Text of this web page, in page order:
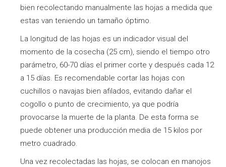
bien recolectando manualmente las hojas a medida que
estas van teniendo un tamaño óptimo.
La longitud de las hojas es un indicador visual del
momento de la cosecha (25 cm), siendo el tiempo otro
parámetro, 60-70 días el primer corte y después cada 12
a 15 días. Es recomendable cortar las hojas con
cuchillos o navajas bien afilados, evitando dañar el
cogollo o punto de crecimiento, ya que podría
provocarse la muerte de la planta. De esta forma se
puede obtener una producción media de 15 kilos por
metro cuadrado.
Una vez recolectadas las hojas, se colocan en manojos